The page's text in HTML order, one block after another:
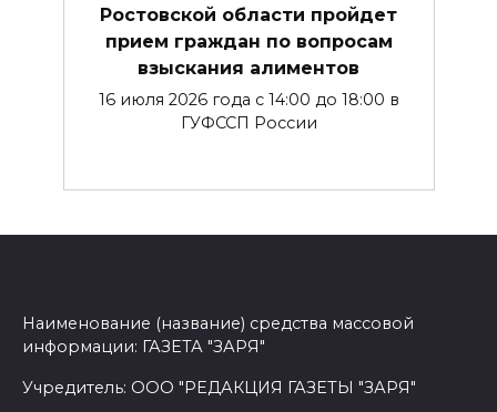
Ростовской области пройдет
прием граждан по вопросам
взыскания алиментов
16 июля 2026 года с 14:00 до 18:00 в
ГУФССП России
Наименование (название) средства массовой
информации: ГАЗЕТА "ЗАРЯ"
Учредитель: ООО "РЕДАКЦИЯ ГАЗЕТЫ "ЗАРЯ"